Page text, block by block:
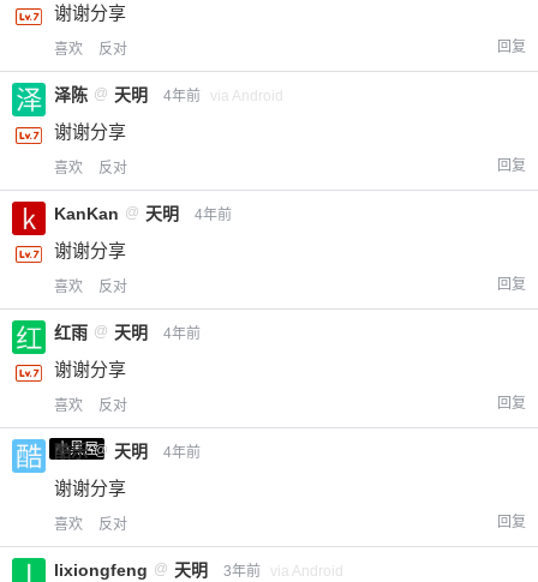
谢谢分享
喜欢 反对 回复
泽陈 @ 天明 4年前 via Android
谢谢分享
喜欢 反对 回复
KanKan @ 天明 4年前
谢谢分享
喜欢 反对 回复
红雨 @ 天明 4年前
谢谢分享
喜欢 反对 回复
小黑屋
酷乐 @ 天明 4年前
谢谢分享
喜欢 反对 回复
lixiongfeng @ 天明 3年前 via Android